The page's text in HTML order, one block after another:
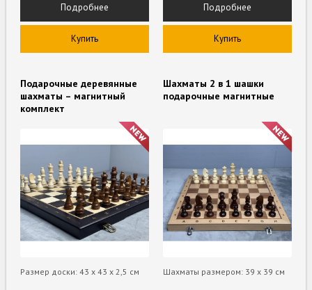
Подробнее
Купить
Подробнее
Купить
Подарочные деревянные
шахматы – магнитный
комплект
Размер доски: 43 х 43 х 2,5 см
Шахматы 2 в 1 шашки
подарочные магнитные
Шахматы размером: 39 х 39 см